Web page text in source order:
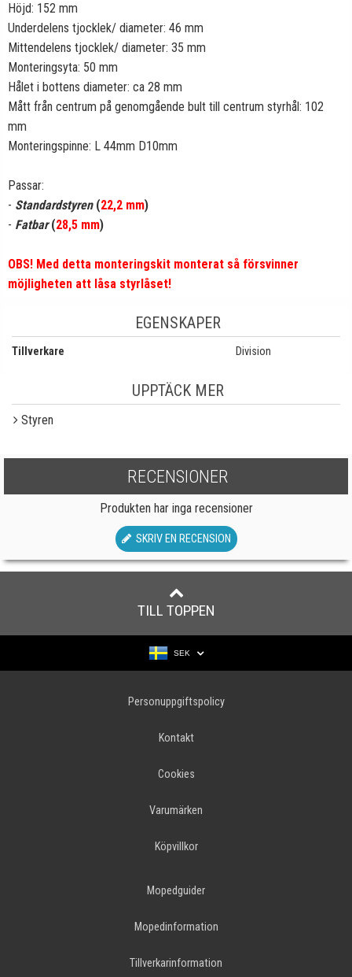
Höjd: 152 mm
Underdelens tjocklek/ diameter: 46 mm
Mittendelens tjocklek/ diameter: 35 mm
Monteringsyta: 50 mm
Hålet i bottens diameter: ca 28 mm
Mått från centrum på genomgående bult till centrum styrhål: 102
mm
Monteringspinne: L 44mm D10mm
Passar:
- Standardstyren (22,2 mm)
- Fatbar (28,5 mm)
OBS! Med detta monteringskit monterat så försvinner
möjligheten att låsa styrlåset!
EGENSKAPER
Tillverkare Division
UPPTÄCK MER
Styren
RECENSIONER
Produkten har inga recensioner
SKRIV EN RECENSION
TILL TOPPEN
SEK
Personuppgiftspolicy
Kontakt
Cookies
Varumärken
Köpvillkor
Mopedguider
Mopedinformation
Tillverkarinformation